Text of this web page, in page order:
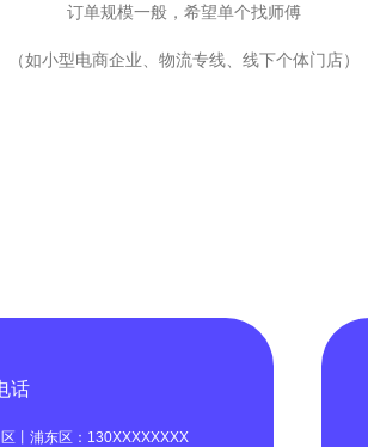
订单规模一般，希望单个找师傅
（如小型电商企业、物流专线、线下个体门店）
话
丨浦东区：130XXXXXXXX